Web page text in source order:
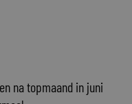
na topmaand in juni